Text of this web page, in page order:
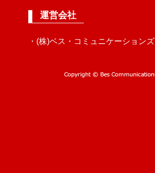
運営会社
・(株)ベス・コミュニケーションズ